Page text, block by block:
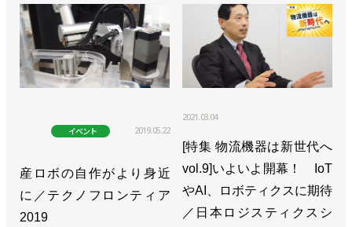
イベント 2019.05.22
産ロボの自作がより身近
に／テクノフロンティア
2019
2021.03.04
[特集 物流機器は新世代へ
vol.9]いよいよ開幕！ IoT
やAI、ロボティクスに期待
／日本ロジスティクスシ